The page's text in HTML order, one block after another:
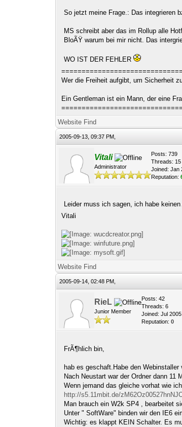
So jetzt meine Frage.: Das integrieren
MS schreibt aber das im Rollup alle
BloÃŸ warum bei mir nicht. Das
WO IST DER FEHLER
Wer die Freiheit aufgibt, um Sicherheit
Ein Gentleman ist ein Mann, der eine
Website Find
2005-09-13, 09:37 PM,
Vitali
Administrator
Posts: 739
Threads: 15
Joined: Jan
Reputation:
Leider muss ich sagen, ich habe
Vitali
Website Find
2005-09-14, 02:48 PM,
RieL
Junior Member
Posts: 42
Threads: 6
Joined: Jul 2005
Reputation:0
FrÃ¶hlich bin,
hab es geschaft.Habe den
Nach Neustart war der Ordner dann 11
Wenn jemand das gleiche vorhat wie
http://s5.11mbit.de/
Man brauch ein W2k SP4 , bearbeitet
Unter " SoftWare" binden wir den IE6 ein
Wichtig: es klappt KEIN Schalter. Es